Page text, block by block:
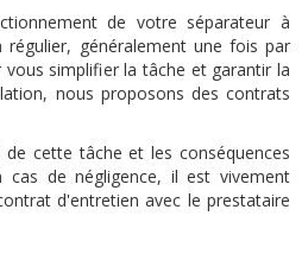
de votre séparateur à
régulier, généralement une fois par
simplifier la tâche et garantir la
nous proposons des contrats
cette tâche et les conséquences
cas de négligence, il est vivement
d'entretien avec le prestataire